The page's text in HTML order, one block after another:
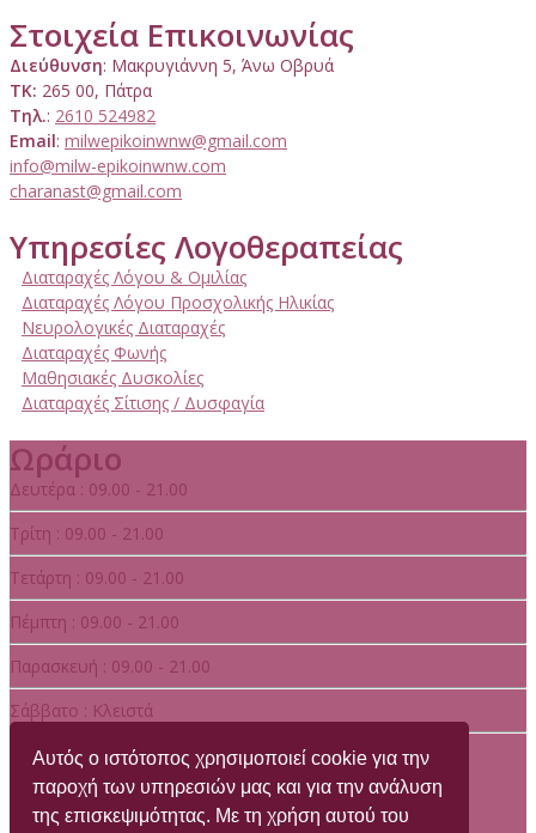
Αυτός ο ιστότοπος χρησιμοποιεί cookie για την
παροχή των υπηρεσιών μας και για την ανάλυση
της επισκεψιμότητας. Με τη χρήση αυτού του
Στοιχεία Επικοινωνίας
Διεύθυνση: Μακρυγιάννη 5, Άνω Οβρυά
ΤΚ: 265 00, Πάτρα
Τηλ.: 2610 524982
Email: milwepikoinwnw@gmail.com
info@milw-epikoinwnw.com
charanast@gmail.com
Υπηρεσίες Λογοθεραπείας
Διαταραχές Λόγου & Ομιλίας
Διαταραχές Λόγου Προσχολικής Ηλικίας
Νευρολογικές Διαταραχές
Διαταραχές Φωνής
Μαθησιακές Δυσκολίες
Διαταραχές Σίτισης / Δυσφαγία
Ωράριο
Δευτέρα : 09.00 - 21.00
Τρίτη : 09.00 - 21.00
Τετάρτη : 09.00 - 21.00
Πέμπτη : 09.00 - 21.00
Παρασκευή : 09.00 - 21.00
Σάββατο : Κλειστά
Κυριακή : Κλειστά